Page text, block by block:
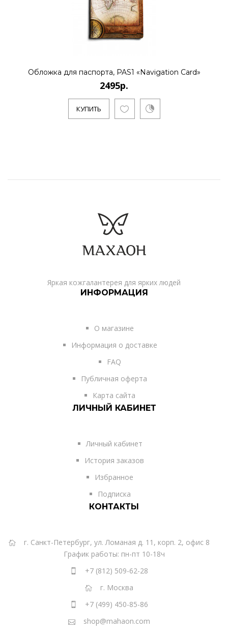
Обложка для паспорта, PAS1 «Navigation Card»
2495р.
КУПИТЬ
Яркая кожгалантерея для ярких людей
ИНФОРМАЦИЯ
О магазине
Информация о доставке
FAQ
Публичная оферта
Карта сайта
ЛИЧНЫЙ КАБИНЕТ
Личный кабинет
История заказов
Избранное
Подписка
КОНТАКТЫ
г. Санкт-Петербург, ул. Ломаная д. 11, корп. 2, офис 8
График работы: пн-пт 10-18ч
+7 (812) 509-62-28
г. Москва
+7 (499) 450-85-86
shop@mahaon.com